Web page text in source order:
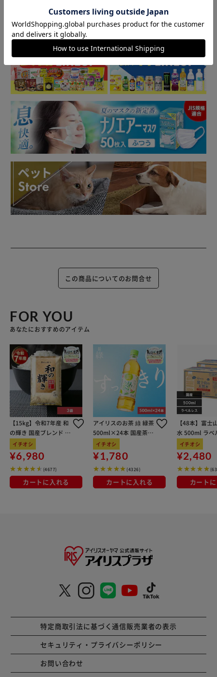
▼ 食品・飲料おすすめ ▼
この商品についてのお問合せ
FOR YOU
あなたにおすすめのアイテム
【15kg】令和7年産 和
の輝き 国産ブレンド 5
kg×3袋
イチオシ
¥6,980
(4677)
カートに入れる
アイリスのお茶 綠 緑茶
500ml×24本 国産茶葉
100％使用
イチオシ
¥1,780
(4326)
カートに入れる
【48本】富士
水 500ml ラベ
イチオシ
¥2,480
カート
特定商取引法に基づく通信販売業者の表示
セキュリティ・プライバシーポリシー
お問い合わせ